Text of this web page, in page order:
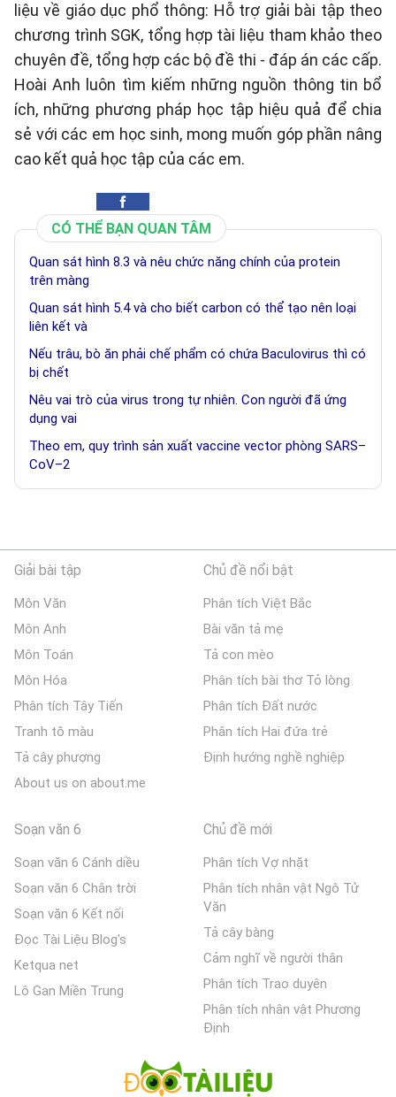
liệu về giáo dục phổ thông: Hỗ trợ giải bài tập theo
chương trình SGK, tổng hợp tài liệu tham khảo theo
chuyên đề, tổng hợp các bộ đề thi - đáp án các cấp.
Hoài Anh luôn tìm kiếm những nguồn thông tin bổ
ích, những phương pháp học tập hiệu quả để chia
sẻ với các em học sinh, mong muốn góp phần nâng
cao kết quả học tập của các em.
CÓ THỂ BẠN QUAN TÂM
Quan sát hình 8.3 và nêu chức năng chính của protein
trên màng
Quan sát hình 5.4 và cho biết carbon có thể tạo nên loại
liên kết và
Nếu trâu, bò ăn phải chế phẩm có chứa Baculovirus thì có
bị chết
Nêu vai trò của virus trong tự nhiên. Con người đã ứng
dụng vai
Theo em, quy trình sản xuất vaccine vector phòng SARS–
CoV–2
Giải bài tập
Môn Văn
Môn Anh
Môn Toán
Môn Hóa
Phân tích Tây Tiến
Tranh tô màu
Tả cây phượng
About us on about.me
Chủ đề nổi bật
Phân tích Việt Bắc
Bài văn tả mẹ
Tả con mèo
Phân tích bài thơ Tỏ lòng
Phân tích Đất nước
Phân tích Hai đứa trẻ
Định hướng nghề nghiệp
Soạn văn 6
Soạn văn 6 Cánh diều
Soạn văn 6 Chân trời
Soạn văn 6 Kết nối
Đọc Tài Liệu Blog's
Ketqua net
Lô Gan Miền Trung
Chủ đề mới
Phân tích Vợ nhặt
Phân tích nhân vật Ngô Tử
Văn
Tả cây bàng
Cảm nghĩ về người thân
Phân tích Trao duyên
Phân tích nhân vật Phương
Định